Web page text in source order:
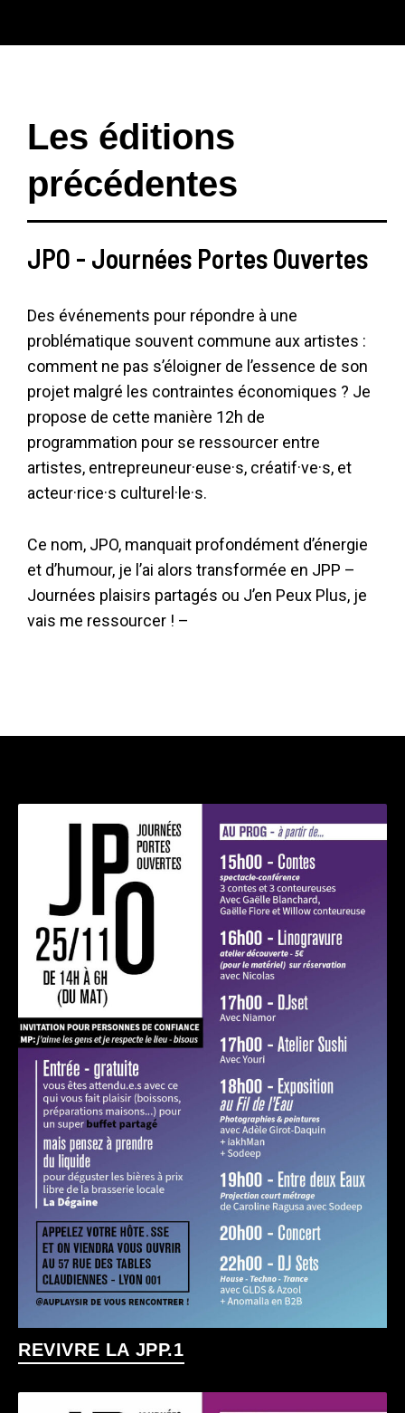
Les éditions
précédentes
JPO - Journées Portes Ouvertes
Des événements pour répondre à une
problématique souvent commune aux artistes :
comment ne pas s’éloigner de l’essence de son
projet malgré les contraintes économiques ? Je
propose de cette manière 12h de
programmation pour se ressourcer entre
artistes, entrepreuneur·euse·s, créatif·ve·s, et
acteur·rice·s culturel·le·s.
Ce nom, JPO, manquait profondément d’énergie
et d’humour, je l’ai alors transformée en JPP –
Journées plaisirs partagés ou J’en Peux Plus, je
vais me ressourcer ! –
REVIVRE LA JPP.1